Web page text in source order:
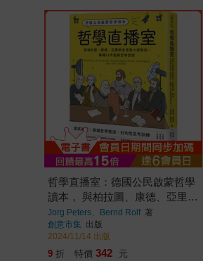
哲學直播室：德國公民啟蒙哲學
讀本， 與柏拉圖、康德、亞里斯
多德等大師對談，解構18大經典
哲學思想
Jorg Peters、Bernd Rolf 著
創意市集 出版
2024/11/14 出版
9 折 特價 342 元